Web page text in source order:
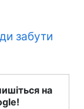
забути
на